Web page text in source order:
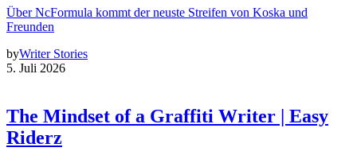
Über NcFormula kommt der neuste Streifen von Koska und
Freunden
byWriter Stories
5. Juli 2026
The Mindset of a Graffiti Writer | Easy
Riderz